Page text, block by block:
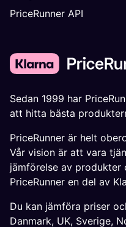
PriceRunner API
Sedan 1999 har
att hitta bästa
PriceRunner är helt
Vår vision är att vara
jämförelse av produkter
PriceRunner en del av
Du kan jämföra priser
Danmark, UK, Sverige,